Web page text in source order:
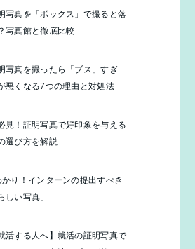
写真を「ボックス」で撮ると落
写真館と徹底比較
写真を撮ったら「ブス」すぎ
悪くなる7つの理由と対処法
見！証明写真で好印象を与える
選び方を解説
り！インターンの提出すべき
しい写真」
活する人へ】就活の証明写真で